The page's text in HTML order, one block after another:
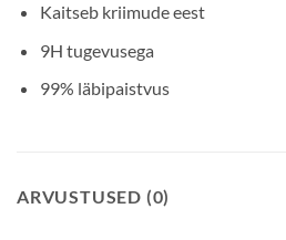
Kaitseb kriimude eest
9H tugevusega
99% läbipaistvus
ARVUSTUSED (0)